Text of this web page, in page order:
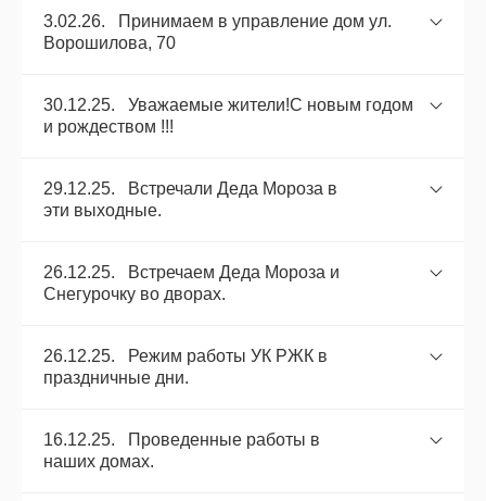
3.02.26. Принимаем в управление дом ул.
Ворошилова, 70
30.12.25. Уважаемые жители!С новым годом
и рождеством !!!
29.12.25. Встречали Деда Мороза в
эти выходные.
26.12.25. Встречаем Деда Мороза и
Снегурочку во дворах.
26.12.25. Режим работы УК РЖК в
праздничные дни.
16.12.25. Проведенные работы в
наших домах.